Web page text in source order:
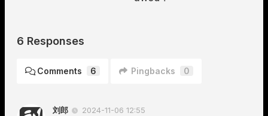
6 Responses
Comments 6 Pingbacks 0
刘郎
2024-11-06 12:55